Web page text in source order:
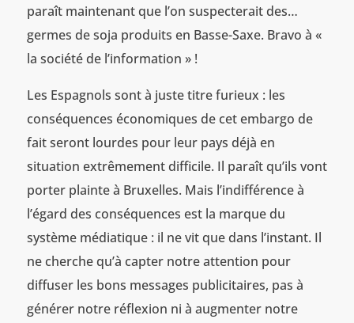
paraît maintenant que l’on suspecterait des…
germes de soja produits en Basse-Saxe. Bravo à «
la société de l’information » !
Les Espagnols sont à juste titre furieux : les
conséquences économiques de cet embargo de
fait seront lourdes pour leur pays déjà en
situation extrêmement difficile. Il paraît qu’ils vont
porter plainte à Bruxelles. Mais l’indifférence à
l’égard des conséquences est la marque du
système médiatique : il ne vit que dans l’instant. Il
ne cherche qu’à capter notre attention pour
diffuser les bons messages publicitaires, pas à
générer notre réflexion ni à augmenter notre